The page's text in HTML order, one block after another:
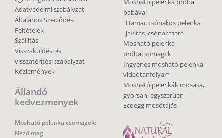
Adatvédelmi szabályzat
Általános Szerződési
Feltételek
Szállítás
Visszaküldési és
visszatérítési szabályzat
Közlemények
Állandó
kedvezmények
Mosható pelenka csomagok:
Nézd meg
Mosható pelenka próba
babával
Hamac csónakos pelenka
javítás, csónakcsere
Mosható pelenka
próbacsomagok
Ingyenes mosható pelenka
videótanfolyam
Mosható pelenkák mosása,
gyorsan, egyszerűen
Ecoegg mosótojás